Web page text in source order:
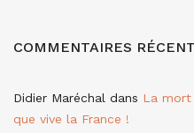
COMMENTAIRES
Didier Maréchal dans La mort
que vive la France !